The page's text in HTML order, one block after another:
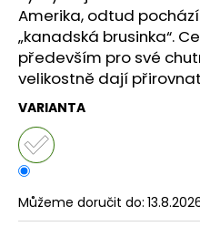
Amerika, odtud
„kanadská brusinka“.
především pro své
velikostně dají přirovnat
VARIANTA
Můžeme doručit do:
D
o
p
o
r
u
č
u
j